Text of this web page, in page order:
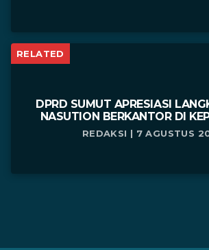
RELATED
DPRD SUMUT APRESIASI
NASUTION BERKANTOR DI
REDAKSI | 7 AGUSTUS